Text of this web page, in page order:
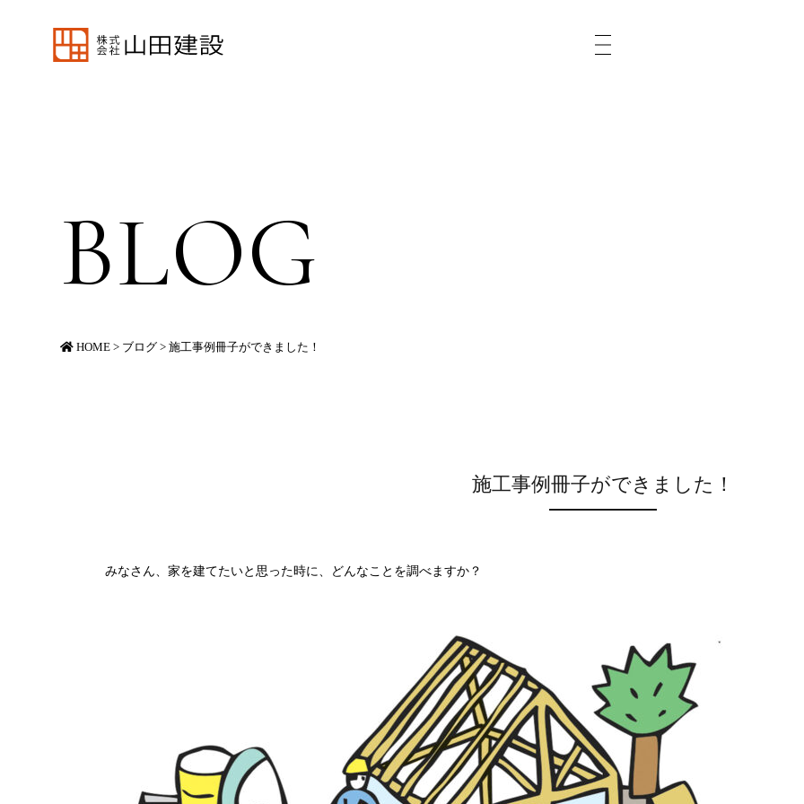
BLOG
HOME > ブログ >施工事例冊子ができました！
施工事例冊子ができました！
みなさん、家を建てたいと思った時に、どんなことを調べますか？